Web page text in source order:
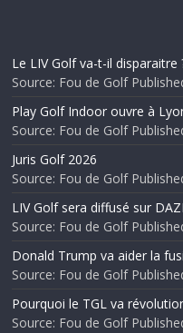
Le LIV Golf va-t-il disparaitre
Source: Fou de Golf
Play Golf Indoor ouvre à
Source: Fou de Golf
Juris Golf 2026
Source: Fou de Golf
LIV Golf sera diffusé sur
Source: Fou de Golf
Donald Trump va aider la
Source: Fou de Golf
Pourquoi le TGL va
Source: Fou de Golf